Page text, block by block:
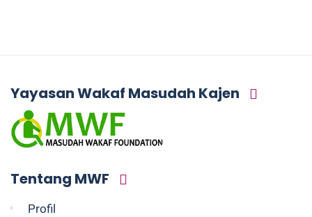
Yayasan Wakaf Masudah Kajen
Tentang MWF
Profil